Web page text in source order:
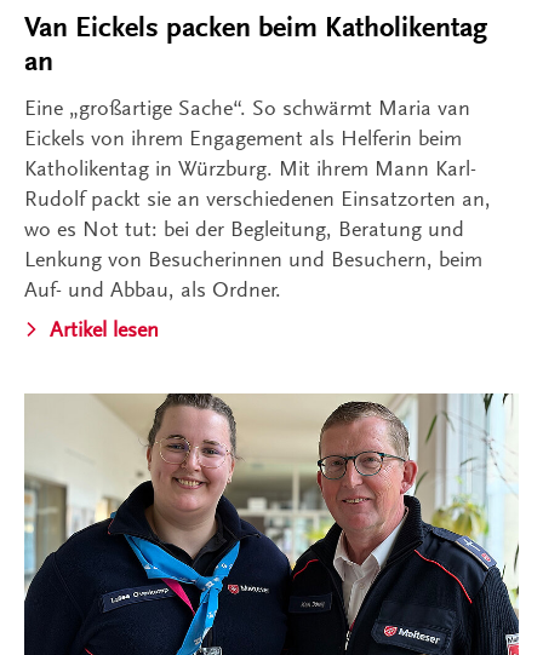
Van Eickels packen beim Katholikentag
an
Eine „großartige Sache“. So schwärmt Maria van
Eickels von ihrem Engagement als Helferin beim
Katholikentag in Würzburg. Mit ihrem Mann Karl-
Rudolf packt sie an verschiedenen Einsatzorten an,
wo es Not tut: bei der Begleitung, Beratung und
Lenkung von Besucherinnen und Besuchern, beim
Auf- und Abbau, als Ordner.
Artikel lesen